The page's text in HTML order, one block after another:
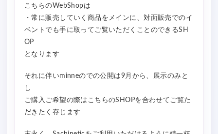
こちらのWebShopは
・常に販売していく商品をメインに、対面販売でのイ
ベントでも手に取ってご覧いただくことのできるSH
OP
となります
それに伴いminneのでの公開は9月から、展示のみと
し
ご購入ご希望の際はこちらのSHOPを合わせてご覧た
だきたく存じます